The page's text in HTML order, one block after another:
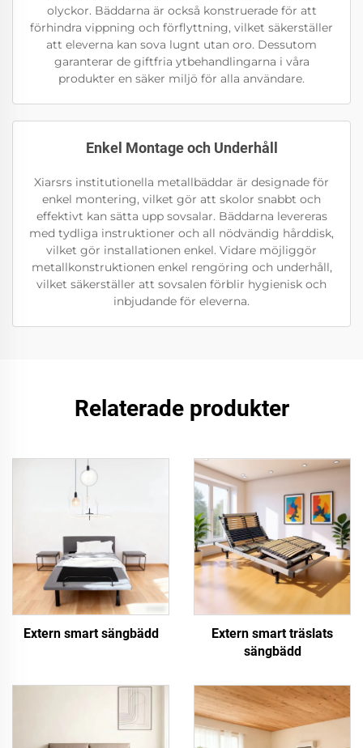
olyckor. Bäddarna är också konstruerade för att
förhindra vippning och förflyttning, vilket säkerställer
att eleverna kan sova lugnt utan oro. Dessutom
garanterar de giftfria ytbehandlingarna i våra
produkter en säker miljö för alla användare.
Enkel Montage och Underhåll
Xiarsrs institutionella metallbäddar är designade för
enkel montering, vilket gör att skolor snabbt och
effektivt kan sätta upp sovsalar. Bäddarna levereras
med tydliga instruktioner och all nödvändig hårddisk,
vilket gör installationen enkel. Vidare möjliggör
metallkonstruktionen enkel rengöring och underhåll,
vilket säkerställer att sovsalen förblir hygienisk och
inbjudande för eleverna.
Relaterade produkter
Extern smart sängbädd
Extern smart träslats
sängbädd